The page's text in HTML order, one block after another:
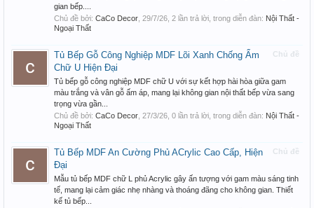
gian bếp....
Chủ đề bởi: CaCo Decor 29/7/26 , 2 lần trả lời, trong diễn đàn: Nội Thất -
Ngoại Thất
Chủ đề
Tủ Bếp Gỗ Công Nghiệp MDF Lõi Xanh Chống Ẩm
Chữ U Hiện Đại
Tủ bếp gỗ công nghiệp MDF chữ U với sự kết hợp hài hòa giữa gam
màu trắng và vân gỗ ấm áp, mang lại không gian nội thất bếp vừa sang
trọng vừa gần...
Chủ đề bởi: CaCo Decor 27/3/26 , 0 lần trả lời, trong diễn đàn: Nội Thất -
Ngoại Thất
Chủ đề
Tủ Bếp MDF An Cường Phủ ACrylic Cao Cấp, Hiện
Đại
Mẫu tủ bếp MDF chữ L phủ Acrylic gây ấn tượng với gam màu sáng tinh
tế, mang lại cảm giác nhẹ nhàng và thoáng đãng cho không gian. Thiết
kế tủ bếp...